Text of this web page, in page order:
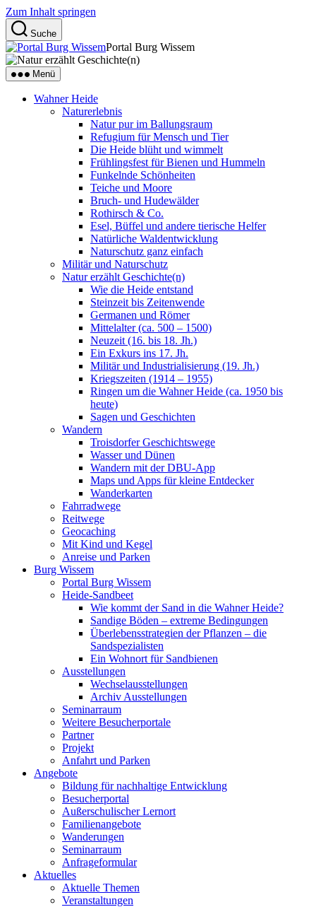
Zum Inhalt springen
Suche
Portal Burg Wissem
Menü
Wahner Heide
Naturerlebnis
Natur pur im Ballungsraum
Refugium für Mensch und Tier
Die Heide blüht und wimmelt
Frühlingsfest für Bienen und Hummeln
Funkelnde Schönheiten
Teiche und Moore
Bruch- und Hudewälder
Rothirsch & Co.
Esel, Büffel und andere tierische Helfer
Natürliche Waldentwicklung
Naturschutz ganz einfach
Militär und Naturschutz
Natur erzählt Geschichte(n)
Wie die Heide entstand
Steinzeit bis Zeitenwende
Germanen und Römer
Mittelalter (ca. 500 – 1500)
Neuzeit (16. bis 18. Jh.)
Ein Exkurs ins 17. Jh.
Militär und Industrialisierung (19. Jh.)
Kriegszeiten (1914 – 1955)
Ringen um die Wahner Heide (ca. 1950 bis
heute)
Sagen und Geschichten
Wandern
Troisdorfer Geschichtswege
Wasser und Dünen
Wandern mit der DBU-App
Maps und Apps für kleine Entdecker
Wanderkarten
Fahrradwege
Reitwege
Geocaching
Mit Kind und Kegel
Anreise und Parken
Burg Wissem
Portal Burg Wissem
Heide-Sandbeet
Wie kommt der Sand in die Wahner Heide?
Sandige Böden – extreme Bedingungen
Überlebensstrategien der Pflanzen – die
Sandspezialisten
Ein Wohnort für Sandbienen
Ausstellungen
Wechselausstellungen
Archiv Ausstellungen
Seminarraum
Weitere Besucherportale
Partner
Projekt
Anfahrt und Parken
Angebote
Bildung für nachhaltige Entwicklung
Besucherportal
Außerschulischer Lernort
Familienangebote
Wanderungen
Seminarraum
Anfrageformular
Aktuelles
Aktuelle Themen
Veranstaltungen